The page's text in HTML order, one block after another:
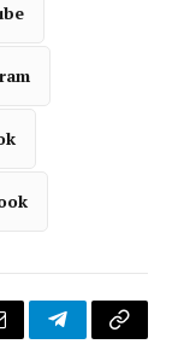
TelegramCopy